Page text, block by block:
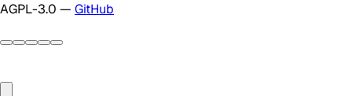
AGPL-3.0 — GitHub